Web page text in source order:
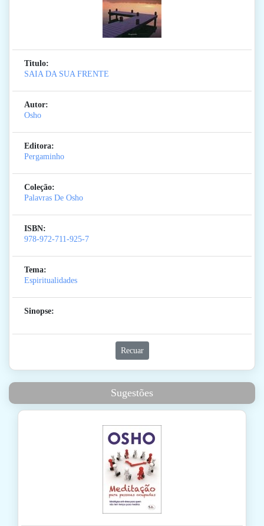
Titulo:
SAIA DA SUA FRENTE
Autor:
Osho
Editora:
Pergaminho
Coleção:
Palavras De Osho
ISBN:
978-972-711-925-7
Tema:
Espiritualidades
Sinopse:
Recuar
Sugestões